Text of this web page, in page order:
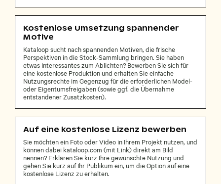
Kostenlose Umsetzung spannender
Motive
Kataloop sucht nach spannenden Motiven, die frische
Perspektiven in die Stock-Sammlung bringen. Sie haben
etwas Interessantes zum Ablichten? Bewerben Sie sich für
eine kostenlose Produktion und erhalten Sie einfache
Nutzungsrechte im Gegenzug für die erforderlichen Model-
oder Eigentumsfreigaben (sowie ggf. die Übernahme
entstandener Zusatzkosten).
Auf eine kostenlose Lizenz bewerben
Sie möchten ein Foto oder Video in Ihrem Projekt nutzen, und
können dabei kataloop.com (mit Link) direkt am Bild
nennen? Erklären Sie kurz Ihre gewünschte Nutzung und
gehen Sie kurz auf Ihr Publikum ein, um die Option auf eine
kostenlose Lizenz zu erhalten.